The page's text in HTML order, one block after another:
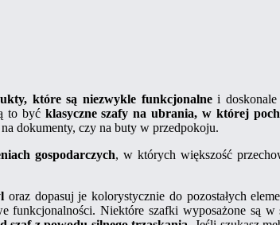
które są niezwykle funkcjonalnei doskonale
to być klasyczne szafy na ubrania, w której
dokumenty, czy na buty w przedpokoju.
gospodarczych, w których większość
oraz dopasuj je kolorystycznie do pozostałych
funkcjonalności. Niektóre szafki wyposażone są